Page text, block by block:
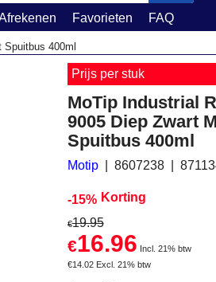
Favorieten
FAQ
400ml
Prijs per stuk
MoTip Industrial
9005 Diep Zwart
Spuitbus 400ml
Motip 8607238
-15% Korting
€19.95
€16.96 Incl. 21% btw
€14.02 Excl. 21% btw